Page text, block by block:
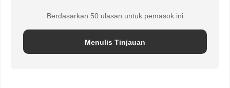
Berdasarkan 50 ulasan untuk pemasok ini
Menulis Tinjauan